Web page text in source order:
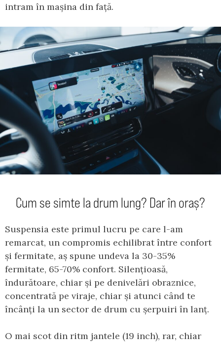
intram în mașina din față.
Cum se simte la drum lung? Dar în oraș?
Suspensia este primul lucru pe care l-am
remarcat, un compromis echilibrat între confort
și fermitate, aș spune undeva la 30-35%
fermitate, 65-70% confort. Silențioasă,
îndurătoare, chiar și pe denivelări obraznice,
concentrată pe viraje, chiar și atunci când te
încânți la un sector de drum cu șerpuiri în lanț.
O mai scot din ritm jantele (19 inch), rar, chiar